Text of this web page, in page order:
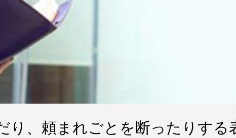
り、頼まれごとを断ったりする